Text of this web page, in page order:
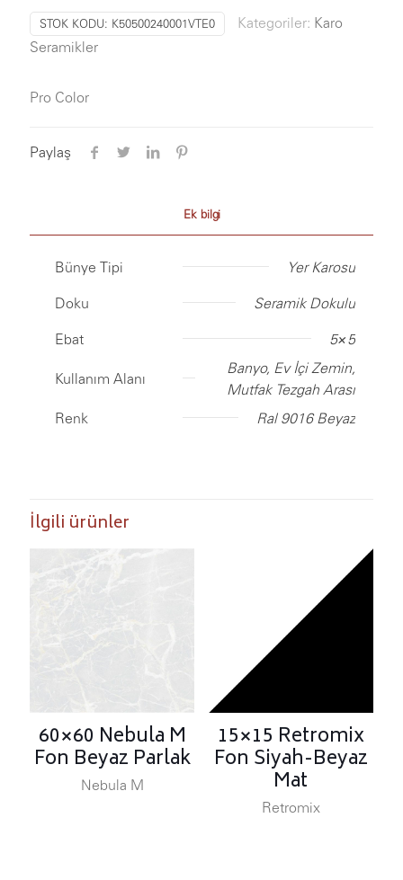
STOK KODU: K50500240001VTE0 Kategoriler: Karo
Seramikler
Pro Color
Paylaş
Ek bilgi
Bünye Tipi Yer Karosu
Doku Seramik Dokulu
Ebat 5×5
Kullanım Alanı
Banyo, Ev İçi Zemin,
Mutfak Tezgah Arası
Renk
Ral 9016 Beyaz
İlgili ürünler
60×60 Nebula M
Fon Beyaz Parlak
Nebula M
15×15 Retromix
Fon Siyah-Beyaz
Mat
Retromix